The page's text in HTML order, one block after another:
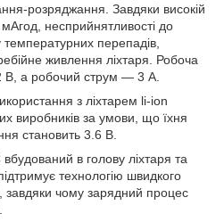
розряджання. Завдяки високій
несприйнятливості до
перепадів,
живлення ліхтаря. Робоча
В, а робочий струм — 3 А.
з ліхтарем li-ion
виробників за умови, що їхня
становить 3.6 В.
в голову ліхтаря та
технологію швидкого
чому зарядний процес